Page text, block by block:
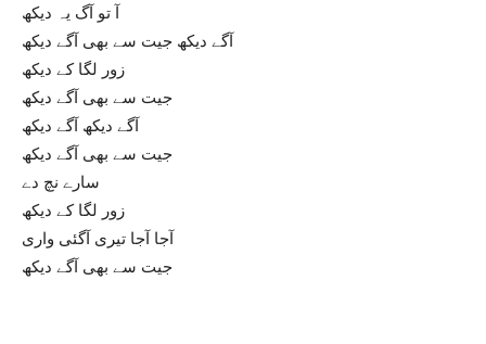
آ تو آگ یہ دیکھ
آگے دیکھ جیت سے بھی آگے دیکھ
زور لگا کے دیکھ
جیت سے بھی آگے دیکھ
آگے دیکھ آگے دیکھ
جیت سے بھی آگے دیکھ
سارے نچ دے
زور لگا کے دیکھ
آجا آجا تیری آگئی واری
جیت سے بھی آگے دیکھ